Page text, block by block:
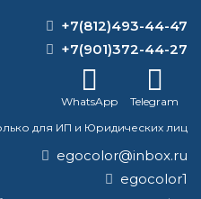
ОТВЕТ
по металлу?
металл цинк?
внутри
+7(812)493-44-47
+7(901)372-44-27
WhatsApp
Telegram
для ИП и Юридических лиц
egocolor@inbox.ru
egocolor1